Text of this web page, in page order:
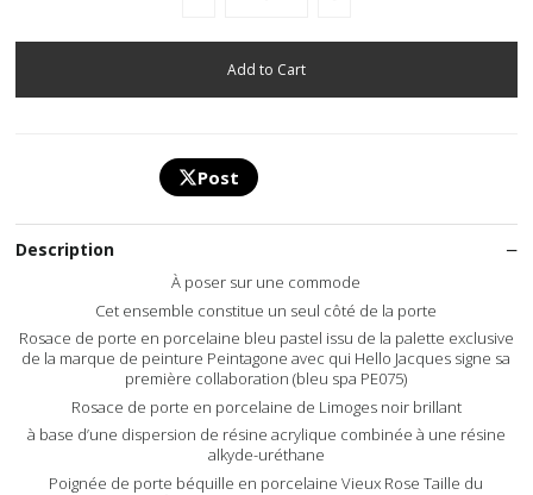
Post
Description
À poser sur une commode
Cet ensemble constitue un seul côté de la porte
Rosace de porte en porcelaine bleu pastel issu de la palette exclusive
de la marque de peinture Peintagone avec qui Hello Jacques signe sa
première collaboration (bleu spa PE075)
Rosace de porte en porcelaine de Limoges noir brillant
à base d’une dispersion de résine acrylique combinée à une résine
alkyde-uréthane
Poignée de porte béquille en porcelaine Vieux Rose Taille du